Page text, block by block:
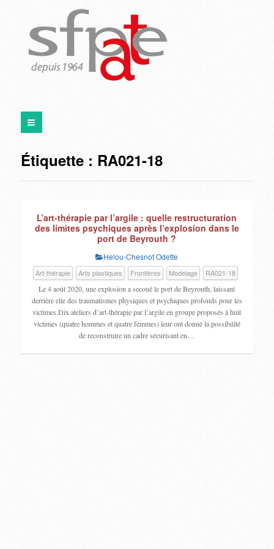
Étiquette : RA021-18
L’art-thérapie par l’argile : quelle restructuration
des limites psychiques après l’explosion dans le
port de Beyrouth ?
Helou-Chesnot Odette
Art-thérapie Arts plastiques Frontières Modelage
RA021-18
Le 4 août 2020, une explosion a secoué le port de Beyrouth, laissant
derrière elle des traumatismes physiques et psychiques profonds pour les
victimes.Dix ateliers d’art-thérapie par l’argile en groupe proposés à huit
victimes (quatre hommes et quatre femmes) leur ont donné la possibilité
de reconstruire un cadre sécurisant en…